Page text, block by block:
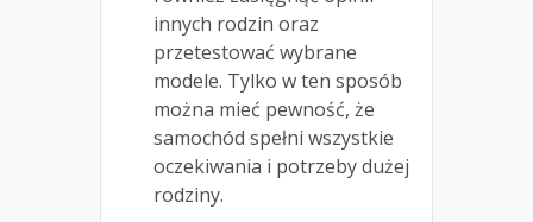
innych rodzin oraz
przetestować wybrane
modele. Tylko w ten sposób
można mieć pewność, że
samochód spełni wszystkie
oczekiwania i potrzeby dużej
rodziny.